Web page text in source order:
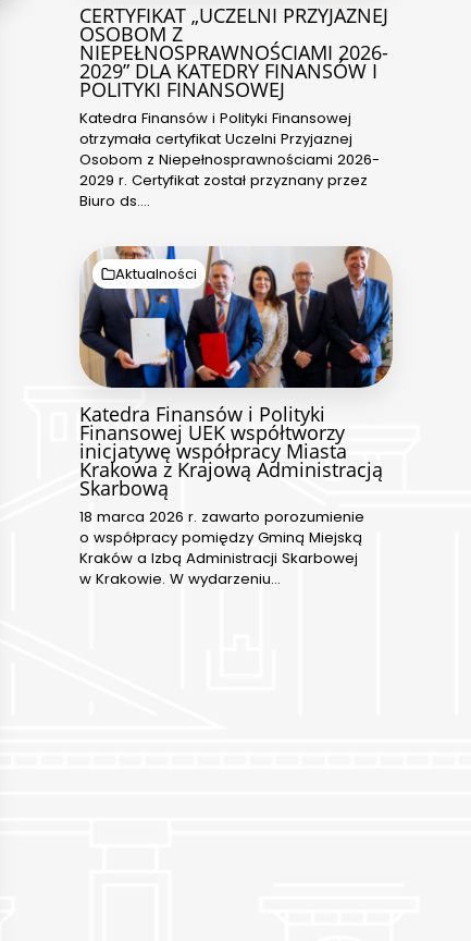
CERTYFIKAT „UCZELNI PRZYJAZNEJ
OSOBOM Z
NIEPEŁNOSPRAWNOŚCIAMI 2026-
2029” DLA KATEDRY FINANSÓW I
POLITYKI FINANSOWEJ
Katedra Finansów i Polityki Finansowej
otrzymała certyfikat Uczelni Przyjaznej
Osobom z Niepełnosprawnościami 2026-
2029 r. Certyfikat został przyznany przez
Biuro ds.…
Katedra Finansów i Polityki
Finansowej UEK współtworzy
inicjatywę współpracy Miasta
Krakowa z Krajową Administracją
Skarbową
18 marca 2026 r. zawarto porozumienie
o współpracy pomiędzy Gminą Miejską
Kraków a Izbą Administracji Skarbowej
w Krakowie. W wydarzeniu…
Aktualności